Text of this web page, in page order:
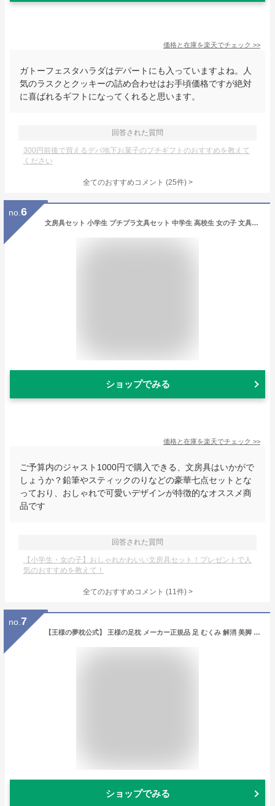
価格と在庫を楽天でチェック >>
ガトーフェスタハラダはデパートにも入っていますよね。人
気のラスクとクッキーの詰め合わせはお手頃価格ですが絶対
に喜ばれるギフトになってくれると思います。
回答された質問
300円前後で買えるデパ地下お菓子のプチギフトのおすすめを教えて
ください
全てのおすすめコメント (25件) >
no. 6
文房具セット 小学生 プチプラ文具セット 中学生 高校生 女の子 文具セット かわいい 小学校 女子 文房具 文具 筆記具 高学年 低学年 こども 誕生日 プレゼント 筆記用具 ステーショナリーセット 子供 子ども 子供会 ギフト プレゼント クリスマス
ショップでみる
価格と在庫を楽天でチェック >>
ご予算内のジャスト1000円で購入できる、文房具はいかがで
しょうか？鉛筆やスティックのりなどの豪華七点セットとな
っており、おしゃれで可愛いデザインが特徴的なオススメ商
品です
回答された質問
【小学生・女の子】おしゃれかわいい文房具セット！プレゼントで人
気のおすすめを教えて！
全てのおすすめコメント (11件) >
no. 7
【王様の夢枕公式】 王様の足枕 メーカー正規品 足 むくみ 解消 美脚 ストレッチ マッサージ 腰枕 膝枕 プレゼント 両親 女性 癒し グッズ プレゼント 実用的 ビーズ クッション ミニ 可愛い 王様の枕 日本製人気 花以外 実用的 足枕 足まくら
ショップでみる